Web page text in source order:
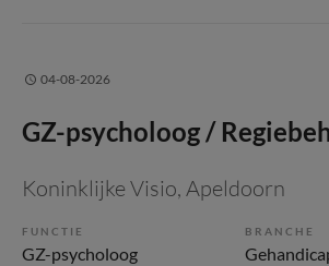
04-08-2026
GZ-psycholoog /
Koninklijke Visio, Apeldoorn
FUNCTIE
GZ-psycholoog
BRANCHE